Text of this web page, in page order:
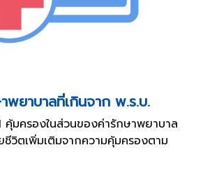
าพยาบาลที่เกินจาก พ.ร.บ.
มครองในส่วนของค่ารักษาพยาบาล
วิตเพิ่มเติมจากความคุ้มครองตาม